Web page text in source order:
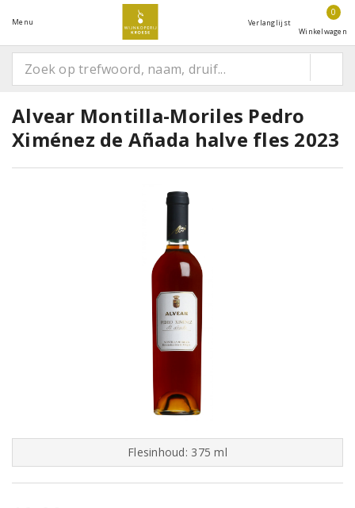
Menu Verlanglijst
0
Winkelwagen
Alvear Montilla-Moriles Pedro
Ximénez de Añada halve fles 2023
Flesinhoud: 375 ml